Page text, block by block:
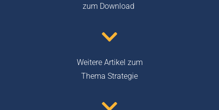
zum Download
Weitere Artikel zum
Thema Strategie